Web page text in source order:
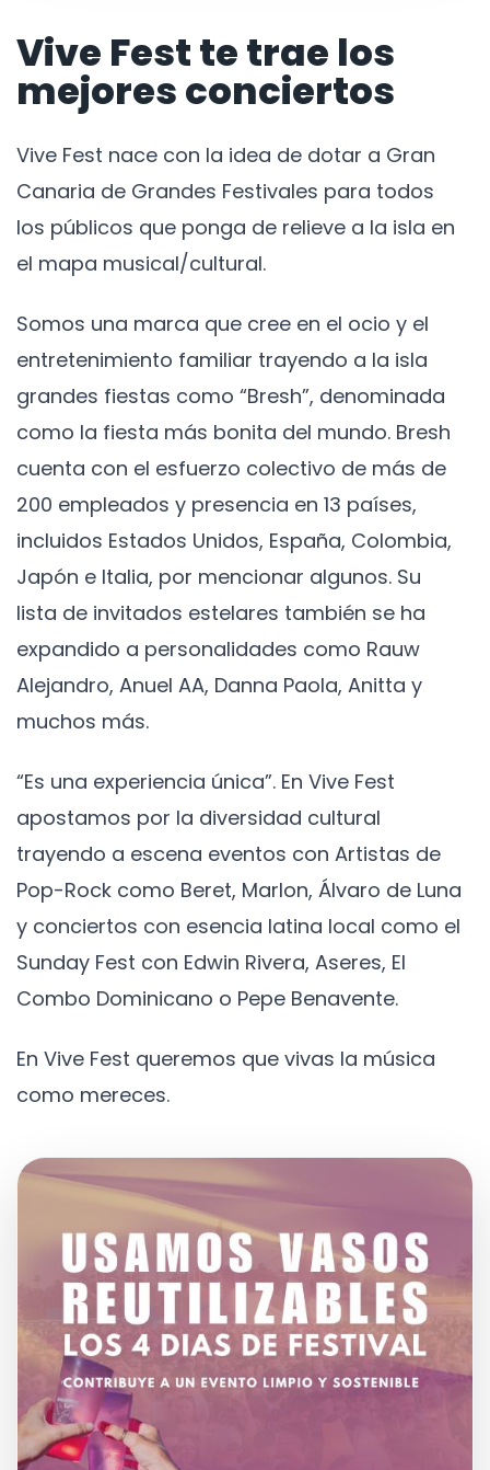
Vive Fest te trae los
mejores conciertos
Vive Fest nace con la idea de dotar a Gran
Canaria de Grandes Festivales para todos
los públicos que ponga de relieve a la isla en
el mapa musical/cultural.
Somos una marca que cree en el ocio y el
entretenimiento familiar trayendo a la isla
grandes fiestas como “Bresh”, denominada
como la fiesta más bonita del mundo. Bresh
cuenta con el esfuerzo colectivo de más de
200 empleados y presencia en 13 países,
incluidos Estados Unidos, España, Colombia,
Japón e Italia, por mencionar algunos. Su
lista de invitados estelares también se ha
expandido a personalidades como Rauw
Alejandro, Anuel AA, Danna Paola, Anitta y
muchos más.
“Es una experiencia única”. En Vive Fest
apostamos por la diversidad cultural
trayendo a escena eventos con Artistas de
Pop-Rock como Beret, Marlon, Álvaro de Luna
y conciertos con esencia latina local como el
Sunday Fest con Edwin Rivera, Aseres, El
Combo Dominicano o Pepe Benavente.
En Vive Fest queremos que vivas la música
como mereces.